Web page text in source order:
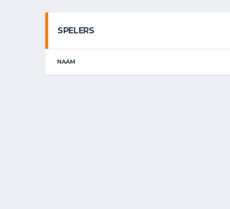
SPELERS
NAAM